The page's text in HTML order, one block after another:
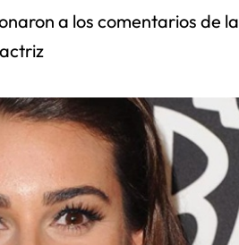
a los comentarios de la
actriz